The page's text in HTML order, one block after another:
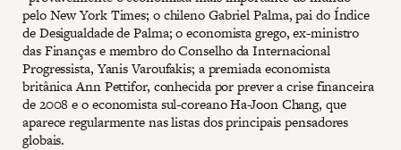
pelo New York Times; o chileno Gabriel Palma, pai do Índice
de Desigualdade de Palma; o economista grego, ex-ministro
das Finanças e membro do Conselho da Internacional
Progressista, Yanis Varoufakis; a premiada economista
britânica Ann Pettifor, conhecida por prever a crise financeira
de 2008 e o economista sul-coreano Ha-Joon Chang, que
aparece regularmente nas listas dos principais pensadores
globais.